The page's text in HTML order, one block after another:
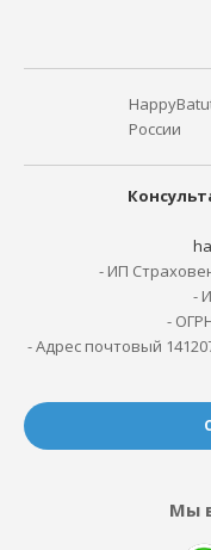
России
- ИП
-
-
- Адрес почтовый
Мы